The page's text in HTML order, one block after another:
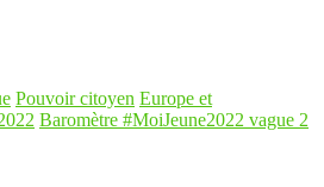
Pouvoir citoyen Europe et
Baromètre #MoiJeune2022 vague 2